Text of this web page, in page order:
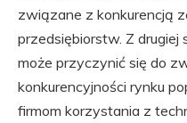
związane z konkurencją
przedsiębiorstw. Z
może przyczynić się do
konkurencyjności rynku
firmom korzystania z